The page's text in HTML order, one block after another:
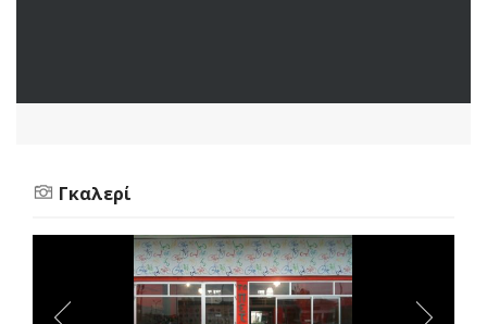
Γκαλερί